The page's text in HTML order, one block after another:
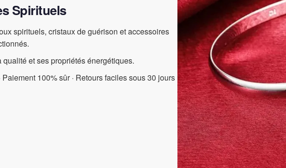
Spirituels
spirituels, cristaux de guérison et accessoires
et ses propriétés énergétiques.
100% sûr · Retours faciles sous 30 jours